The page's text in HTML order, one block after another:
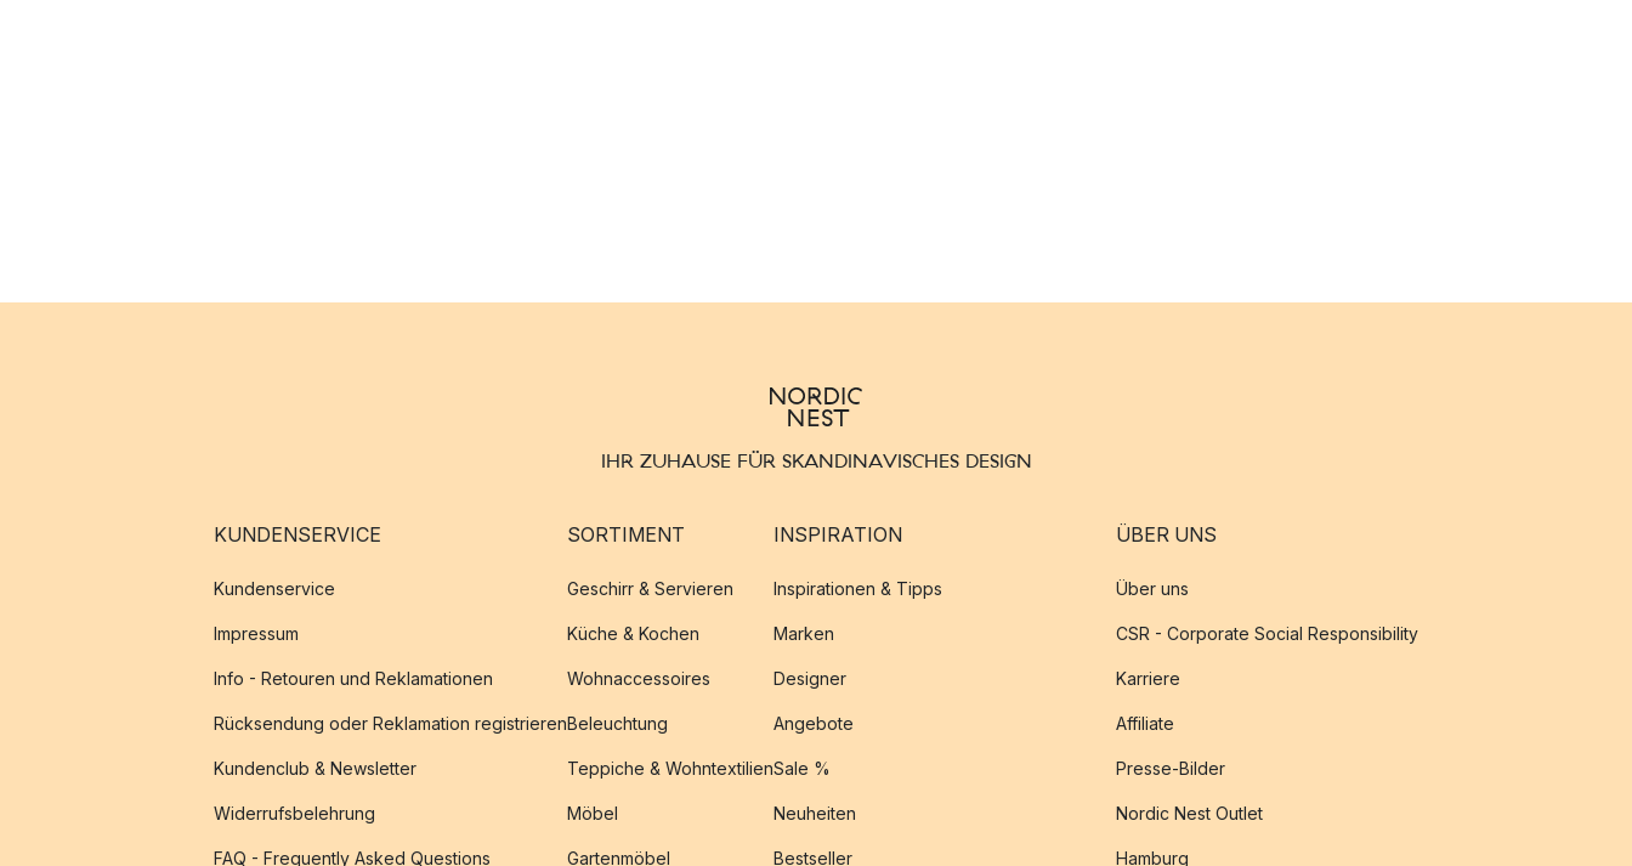
IHR ZUHAUSE FÜR SKANDINAVISCHES DESIGN
KUNDENSERVICE
Kundenservice
Impressum
Info - Retouren und Reklamationen
Rücksendung oder Reklamation registrieren
Kundenclub & Newsletter
Widerrufsbelehrung
FAQ - Frequently Asked Questions
SORTIMENT
Geschirr & Servieren
Küche & Kochen
Wohnaccessoires
Beleuchtung
Teppiche & Wohntextilien
Möbel
Gartenmöbel
INSPIRATION
Inspirationen & Tipps
Marken
Designer
Angebote
Sale %
Neuheiten
Bestseller
ÜBER UNS
Über uns
CSR - Corporate Social Responsibility
Karriere
Affiliate
Presse-Bilder
Nordic Nest Outlet
Hamburg